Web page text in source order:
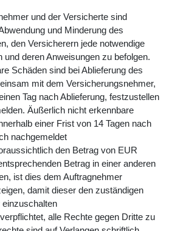
und der Versicherte sind
und Minderung des
den Versicherern jede notwendige
und deren Anweisungen zu befolgen.
Schäden sind bei Ablieferung des
mit dem Versicherungsnehmer,
Tag nach Ablieferung, festzustellen
Äußerlich nicht erkennbare
einer Frist von 14 Tagen nach
nachgemeldet
den Betrag von EUR
Betrag in einer anderen
ist dies dem Auftragnehmer
damit dieser den zuständigen
alle Rechte gegen Dritte zu